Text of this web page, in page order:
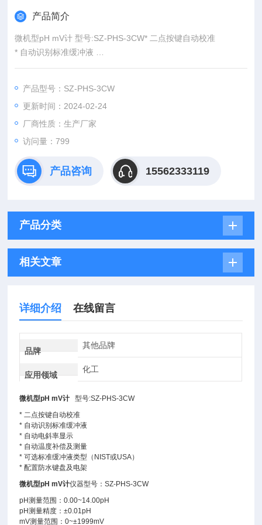
产品简介
微机型pH mV计 型号:SZ-PHS-3CW* 二点按键自动校准
* 自动识别标准缓冲液
* 自动电斜率显示
* 可选标准缓冲液类型（NIST或USA）
* 配置防水键盘及电架
产品型号：SZ-PHS-3CW
更新时间：2024-02-24
厂商性质：生产厂家
访问量：799
产品咨询 15562333119
产品分类
相关文章
详细介绍 在线留言
品牌
其他品牌
应用领域
化工
微机型pH mV计 型号:SZ-PHS-3CW
* 二点按键自动校准
* 自动识别标准缓冲液
* 自动电斜率显示
* 自动温度补偿及测量
* 可选标准缓冲液类型（NIST或USA）
* 配置防水键盘及电架
微机型pH mV计仪器型号：SZ-PHS-3CW
pH测量范围：0.00~14.00pH
pH测量精度：±0.01pH
mV测量范围：0~±1999mV